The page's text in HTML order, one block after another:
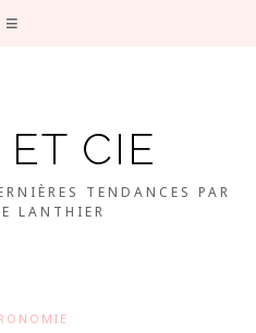
CIE
TENDANCES PAR
LANTHIER